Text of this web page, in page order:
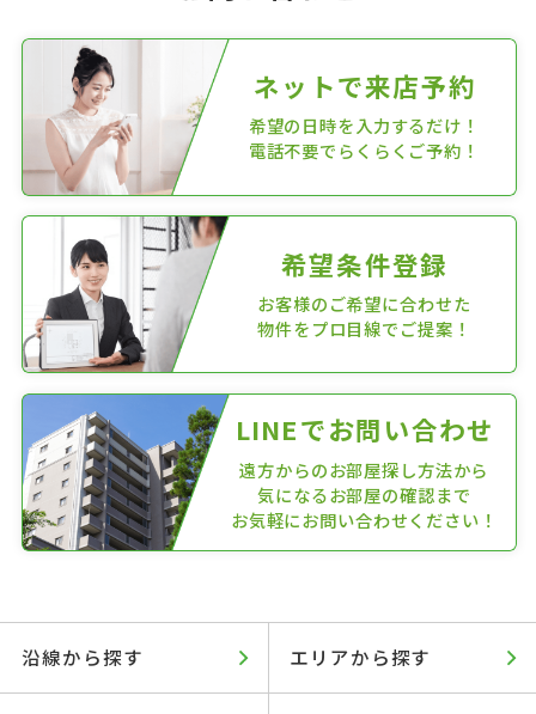
ネットで来店予約
希望の日時を入力するだけ！
電話不要でらくらくご予約！
希望条件登録
お客様のご希望に合わせた
物件をプロ目線でご提案！
LINEでお問い合わせ
遠方からのお部屋探し方法から
気になるお部屋の確認まで
お気軽にお問い合わせください！
沿線から探す エリアから探す